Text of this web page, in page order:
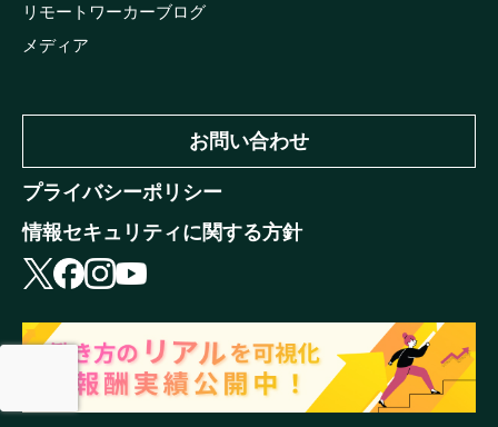
リモートワーカーブログ
メディア
お問い合わせ
プライバシーポリシー
情報セキュリティに関する方針
X facebookinstagram